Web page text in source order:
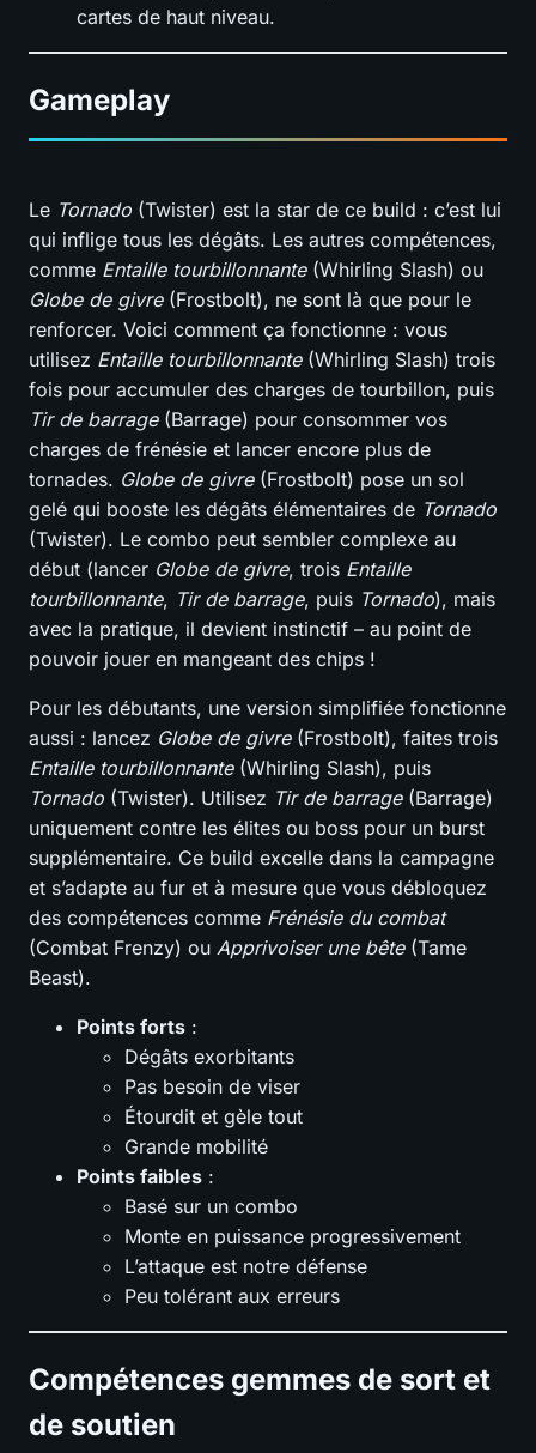
cartes de haut niveau.
Gameplay
Le Tornado (Twister) est la star de ce build : c’est lui
qui inflige tous les dégâts. Les autres compétences,
comme Entaille tourbillonnante(Whirling Slash) ou
Globe de givre(Frostbolt), ne sont là que pour le
renforcer. Voici comment ça fonctionne : vous
utilisez Entaille tourbillonnante(Whirling Slash) trois
fois pour accumuler des charges de tourbillon, puis
Tir de barrage(Barrage) pour consommer vos
charges de frénésie et lancer encore plus de
tornades. Globe de givre(Frostbolt) pose un sol
gelé qui booste les dégâts élémentaires de Tornado
(Twister). Le combo peut sembler complexe au
début (lancer Globe de givre, trois Entaille
tourbillonnante, Tir de barrage, puis Tornado), mais
avec la pratique, il devient instinctif – au point de
pouvoir jouer en mangeant des chips !
Pour les débutants, une version simplifiée fonctionne
aussi : lancez Globe de givre(Frostbolt), faites trois
Entaille tourbillonnante(Whirling Slash), puis
Tornado (Twister). Utilisez Tir de barrage(Barrage)
uniquement contre les élites ou boss pour un burst
supplémentaire. Ce build excelle dans la campagne
et s’adapte au fur et à mesure que vous débloquez
des compétences comme Frénésie du combat
(Combat Frenzy) ou Apprivoiser une bête(Tame
Beast).
Points forts :
Dégâts exorbitants
Pas besoin de viser
Étourdit et gèle tout
Grande mobilité
Points faibles :
Basé sur un combo
Monte en puissance progressivement
L’attaque est notre défense
Peu tolérant aux erreurs
Compétences gemmes de sort et
de soutien